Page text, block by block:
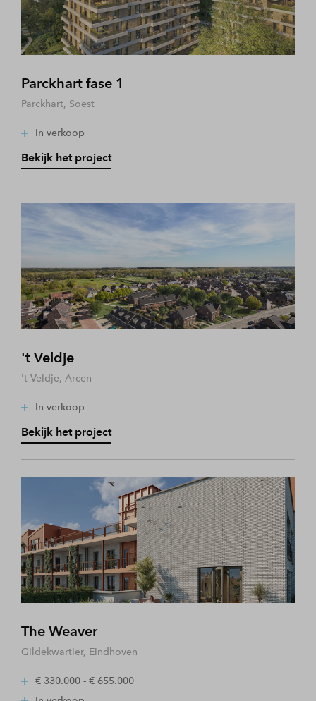
Parckhart fase 1
Parckhart, Soest
In verkoop
Bekijk het project
't Veldje
't Veldje, Arcen
In verkoop
Bekijk het project
The Weaver
Gildekwartier, Eindhoven
€ 330.000 - € 655.000